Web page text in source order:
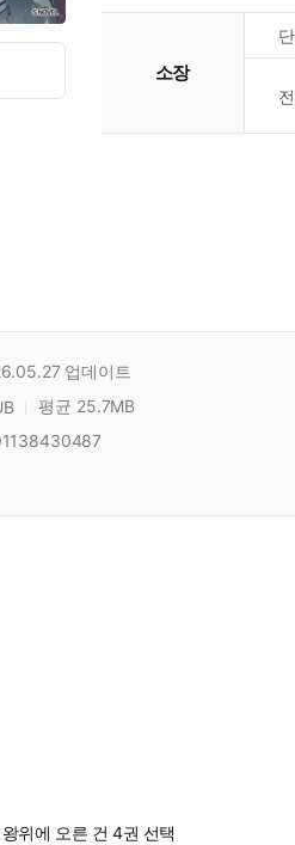
소장
업데이트
평균 25.7MB
위에 오른 건 4권 선택